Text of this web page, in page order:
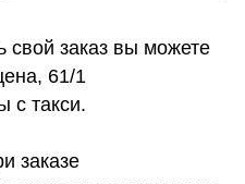
свой заказ вы можете
61/1
с такси.
заказе